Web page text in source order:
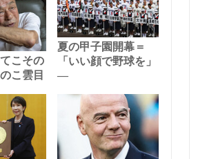
こその
こ雲目
夏の甲子園開幕＝
「いい顔で野球を」
―